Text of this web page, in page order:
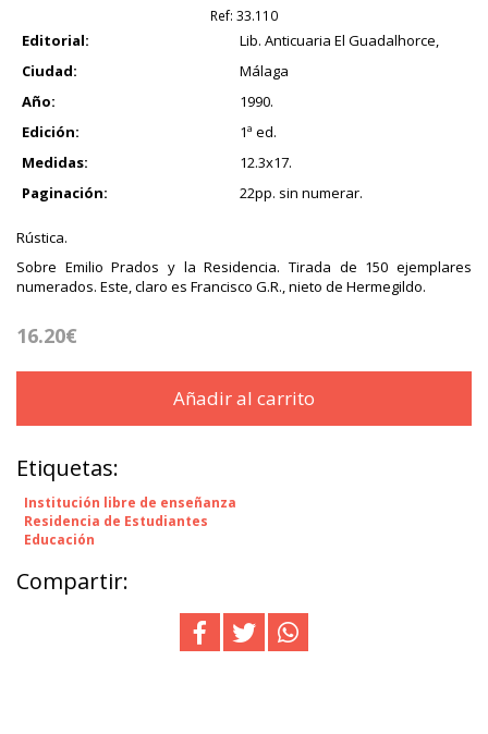
Ref: 33.110
Editorial:
Lib. Anticuaria El Guadalhorce,
Ciudad:
Málaga
Año:
1990.
Edición:
1ª ed.
Medidas:
12.3x17.
Paginación:
22pp. sin numerar.
Rústica.
Sobre Emilio Prados y la Residencia. Tirada de 150 ejemplares
numerados. Este, claro es Francisco G.R., nieto de Hermegildo.
16.20€
Añadir al carrito
Etiquetas:
Institución libre de enseñanza
Residencia de Estudiantes
Educación
Compartir: